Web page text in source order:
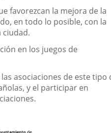
favorezcan la mejora de la
en todo lo posible, con la
ciudad.
en los juegos de
asociaciones de este tipo
y el participar en